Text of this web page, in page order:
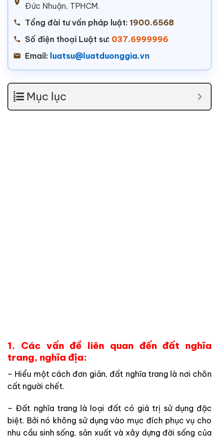
Đức Nhuận, TPHCM.
Tổng đài tư vấn pháp luật: 1900.6568
Số điện thoại Luật sư: 037.6999996
Email: luatsu@luatduonggia.vn
Mục lục
1. Các vấn đề liên quan đến đất nghĩa
trang, nghĩa địa:
– Hiểu một cách đơn giản, đất nghĩa trang là nơi chôn
cất người chết.
– Đất nghĩa trang là loại đất có giá trị sử dụng đặc
biệt. Bởi nó không sử dụng vào mục đích phục vụ cho
nhu cầu sinh sống, sản xuất và xây dựng đời sống của